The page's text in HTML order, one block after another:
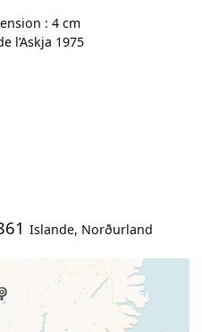
: 4 cm
l’Askja 1975
Islande, Norðurland